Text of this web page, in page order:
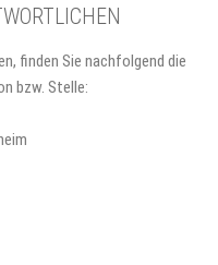
finden Sie nachfolgend die
bzw. Stelle: